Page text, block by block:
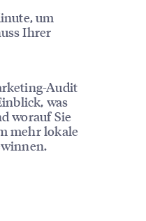
um
Ihrer
Audit
was
worauf Sie
mehr lokale